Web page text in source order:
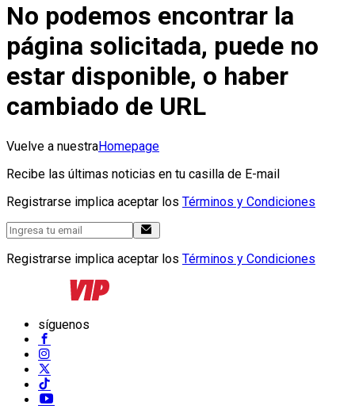
No podemos encontrar la
página solicitada, puede no
estar disponible, o haber
cambiado de URL
Vuelve a nuestraHomepage
Recibe las últimas noticias en tu casilla de E-mail
Registrarse implica aceptar los Términos y Condiciones
Registrarse implica aceptar los Términos y Condiciones
síguenos